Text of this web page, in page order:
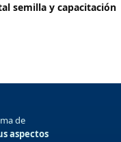
semilla y capacitación
de
aspectos